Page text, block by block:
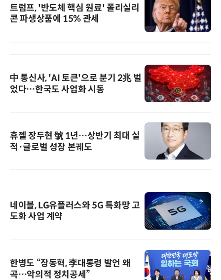
트럼프, '반도체 핵심 원료' 폴리실리
콘 파생상품에 15% 관세
中 통신사, 'AI 토큰'으로 분기 2兆 벌
었다…한국도 사업화 시동
휴젤 장두현 號 1년…상반기 최대 실
적·글로벌 성장 본궤도
네이블, LG유플러스와 5G 특화망 고
도화 사업 계약
한병도 “장동혁, 李대통령 발언 왜
곡…악의적 정치공세”